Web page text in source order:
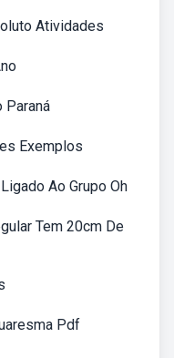
Atividades
Paraná
Exemplos
Ao Grupo Oh
Tem 20cm De
Pdf